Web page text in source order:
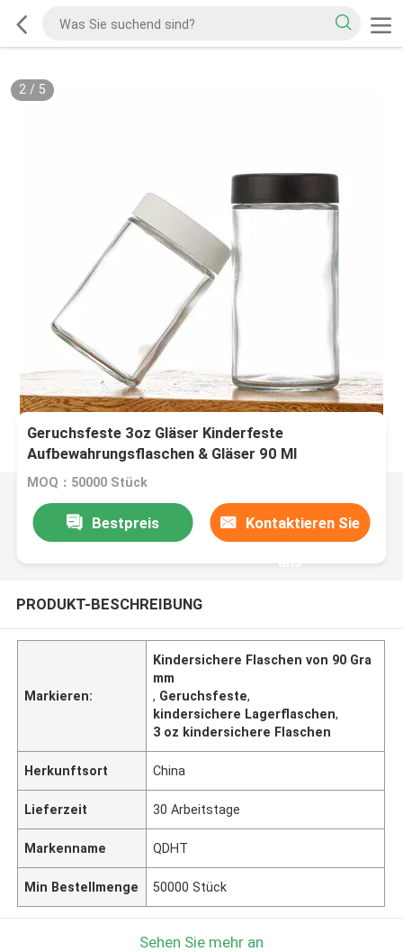
2/ 5
Geruchsfeste 3oz Gläser Kinderfeste
Aufbewahrungsflaschen & Gläser 90 Ml
Flachbogen Umweltschutzdeckel 90 Gramm
MOQ：50000 Stück
Bestpreis Kontaktieren Sie
uns
PRODUKT-BESCHREIBUNG
Markieren:
Kindersichere Flaschen von 90 Gra
mm
, Geruchsfeste,
kindersichere Lagerflaschen,
3 oz kindersichere Flaschen
Herkunftsort China
Lieferzeit 30 Arbeitstage
Markenname QDHT
Min Bestellmenge 50000 Stück
Sehen Sie mehr an